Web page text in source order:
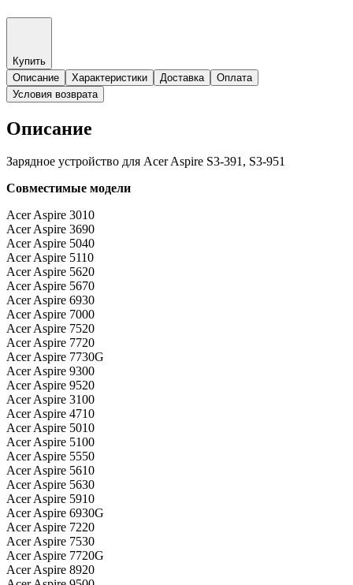
Купить
Описание
Характеристики Доставка
Оплата
Условия возврата
Описание
Зарядное устройство для Acer Aspire S3-391, S3-951
Совместимые модели
Acer Aspire 3010
Acer Aspire 3690
Acer Aspire 5040
Acer Aspire 5110
Acer Aspire 5620
Acer Aspire 5670
Acer Aspire 6930
Acer Aspire 7000
Acer Aspire 7520
Acer Aspire 7720
Acer Aspire 7730G
Acer Aspire 9300
Acer Aspire 9520
Acer Aspire 3100
Acer Aspire 4710
Acer Aspire 5010
Acer Aspire 5100
Acer Aspire 5550
Acer Aspire 5610
Acer Aspire 5630
Acer Aspire 5910
Acer Aspire 6930G
Acer Aspire 7220
Acer Aspire 7530
Acer Aspire 7720G
Acer Aspire 8920